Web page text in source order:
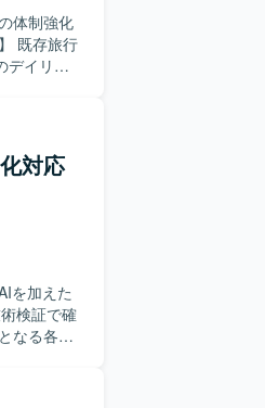
体制強化
デイリー
に理解
り組める
を利用し
されてい
対応
を加えた
なる各種